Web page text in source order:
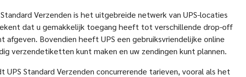
Verzenden is het uitgebreide netwerk van UPS-locaties
dat u gemakkelijk toegang heeft tot verschillende drop-off
afgeven. Bovendien heeft UPS een gebruiksvriendelijke online
verzendetiketten kunt maken en uw zendingen kunt plannen.
Standard Verzenden concurrerende tarieven, vooral als het